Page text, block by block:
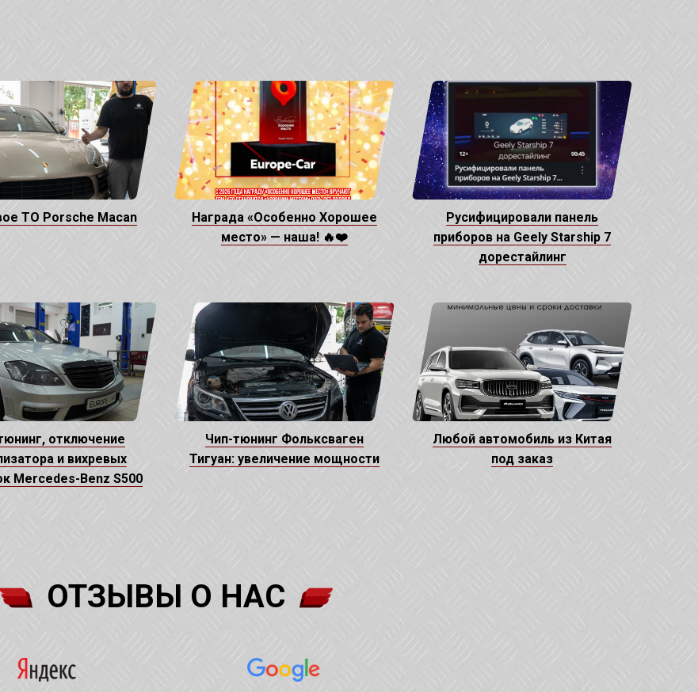
ТО Porsche Macan
Награда «Особенно Хорошее
место» — наша! 🔥❤️
Русифицировали панель
приборов на Geely Starship 7
дорестайлинг
отключение
и вихревых
Mercedes-Benz S500
Чип-тюнинг Фольксваген
Тигуан: увеличение мощности
Любой автомобиль из Китая
под заказ
ОТЗЫВЫ О НАС